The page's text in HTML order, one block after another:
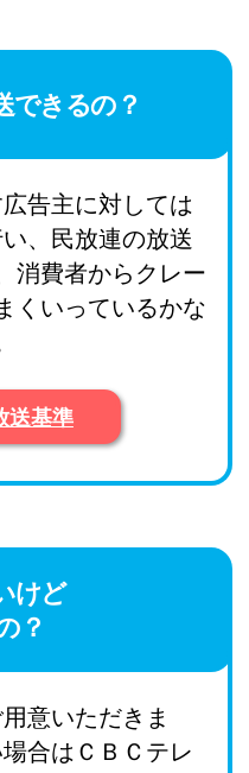
できるの？
告主に対しては
い、民放連の放送
消費者からクレー
くいってい​るかな
送基準​
けど
？
意いただきま
合はＣＢＣテレ